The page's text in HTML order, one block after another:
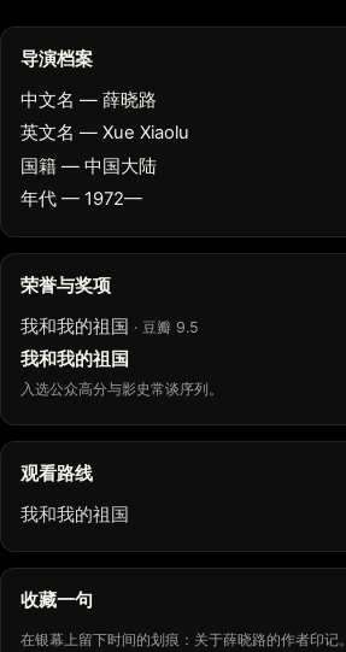
导演档案
中文名 — 薛晓路
英文名 — Xue Xiaolu
国籍 — 中国大陆
年代 — 1972—
荣誉与奖项
我和我的祖国 · 豆瓣 9.5
我和我的祖国
入选公众高分与影史常谈序列。
观看路线
我和我的祖国
收藏一句
在银幕上留下时间的划痕：关于薛晓路的作者印记。